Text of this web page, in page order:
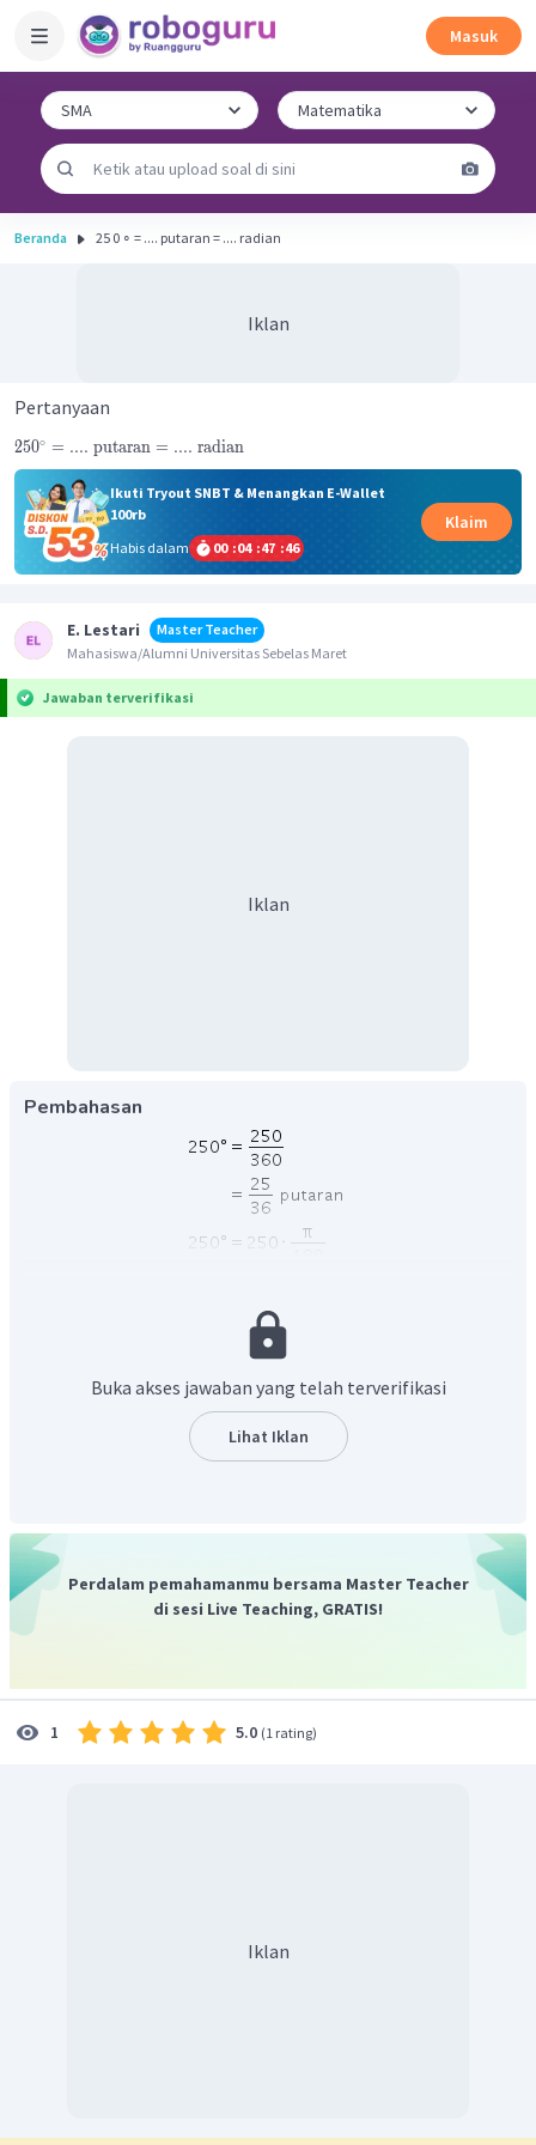
Masuk
Beranda 25 0 ∘ = .... putaran = .... radian
Iklan
Pertanyaan
250∘ = .... putaran = .... radian
Ikuti Tryout SNBT & Menangkan E-Wallet
100rb
Habis dalam
00 :04 :47 :46
Klaim
E. Lestari
Master Teacher
Mahasiswa/Alumni Universitas Sebelas Maret
Jawaban terverifikasi
Iklan
Pembahasan
Buka akses jawaban yang telah terverifikasi
Lihat Iklan
Perdalam pemahamanmu bersama Master Teacher
di sesi Live Teaching, GRATIS!
1 5.0 (1 rating)
Iklan